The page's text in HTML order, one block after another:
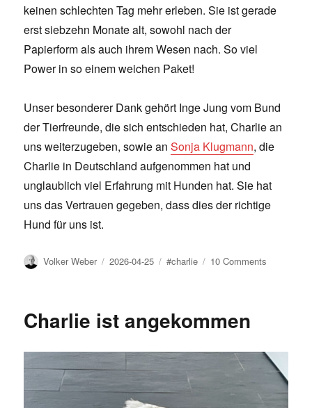
keinen schlechten Tag mehr erleben. Sie ist gerade
erst siebzehn Monate alt, sowohl nach der
Papierform als auch ihrem Wesen nach. So viel
Power in so einem weichen Paket!
Unser besonderer Dank gehört Inge Jung vom Bund
der Tierfreunde, die sich entschieden hat, Charlie an
uns weiterzugeben, sowie anSonja Klugmann, die
Charlie in Deutschland aufgenommen hat und
unglaublich viel Erfahrung mit Hunden hat. Sie hat
uns das Vertrauen gegeben, dass dies der richtige
Hund für uns ist.
Author
Volker Weber
Posted
2026-04-25 Tags
#charlie 10 Comments
Charlie ist angekommen